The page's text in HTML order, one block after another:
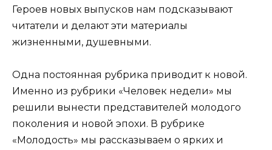
Героев новых выпусков нам подсказывают
читатели и делают эти материалы
жизненными, душевными.
Одна постоянная рубрика приводит к новой.
Именно из рубрики «Человек недели» мы
решили вынести представителей молодого
поколения и новой эпохи. В рубрике
«Молодость» мы рассказываем о ярких и